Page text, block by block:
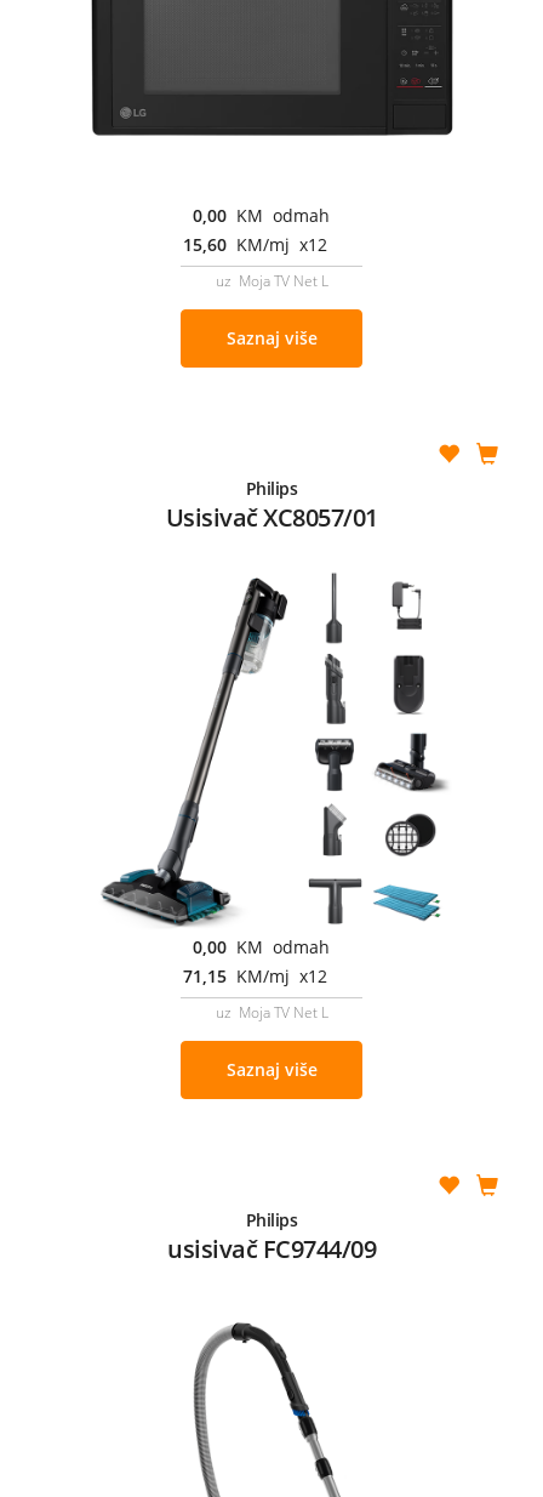
0,00 KM odmah
15,60 KM/mj x12
uz Moja TV Net L
Saznaj više
Philips
Usisivač XC8057/01
0,00 KM odmah
71,15 KM/mj x12
uz Moja TV Net L
Saznaj više
Philips
usisivač FC9744/09